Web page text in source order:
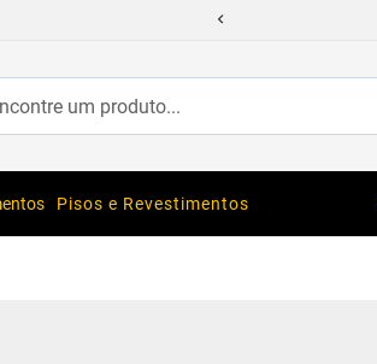
um produto...
Pisos e Revestimentos